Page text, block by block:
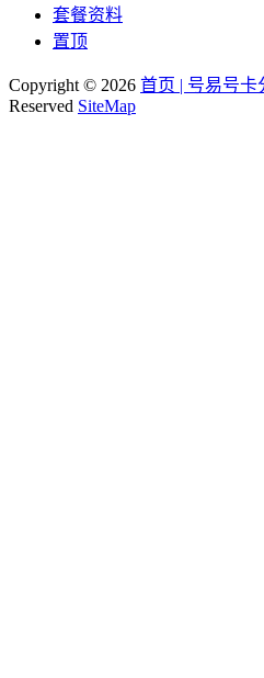
套餐资料
置顶
Copyright © 2026 首页 | 号易号卡
Reserved SiteMap